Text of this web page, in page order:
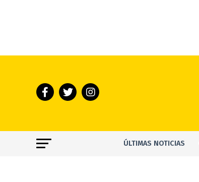
ÚLTIMAS NOTICIAS